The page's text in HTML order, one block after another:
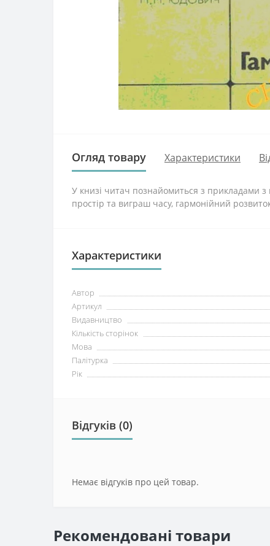
Огляд товару Характеристики
У книзі читач познайомиться з прикладами з
простір та виграш часу, гармонійний
Характеристики
Автор
Артикул
Видавництво
Кількість сторінок
Мова
Палітурка
Рік
Відгуків (0)
Немає відгуків про цей товар.
Рекомендовані товари